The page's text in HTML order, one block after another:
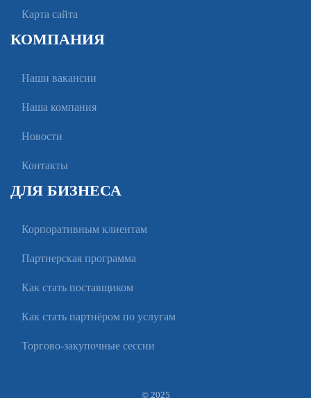
Карта сайта
КОМПАНИЯ
Наши вакансии
Наша компания
Новости
Контакты
ДЛЯ БИЗНЕСА
Корпоративным клиентам
Партнерская программа
Как стать поставщиком
Как стать партнёром по услугам
Торгово-закупочные сессии
© 2025